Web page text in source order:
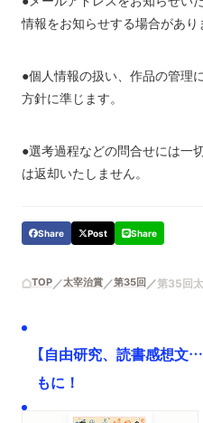
情報をお知らせする場合があり
●個人情報の扱い、作品の管理
方針に準じます。
●選考過程などの問合せには一
は返却いたしません。
Share Post Share
TOP 太宰治賞 第35回 第35回
【自由研究、読書感想文
もに！